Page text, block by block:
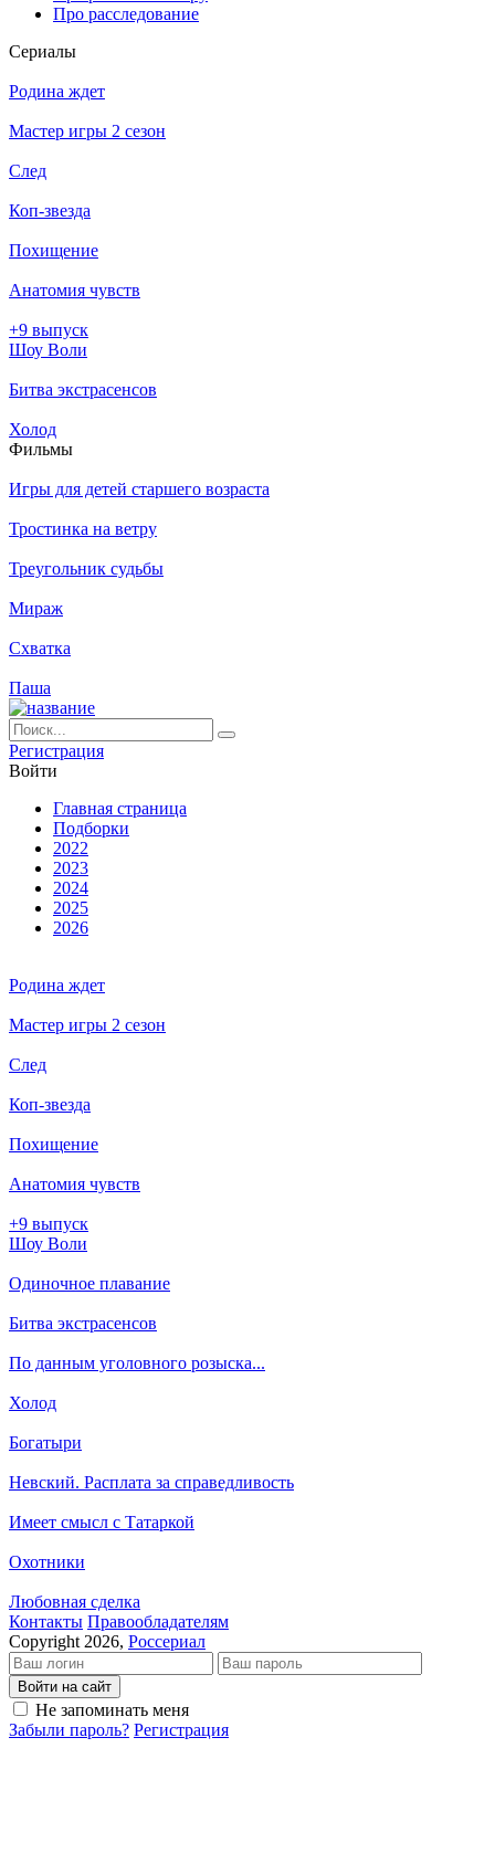
Про расследование
Се­риа­лы
Родина ждет
Мастер игры 2 сезон
След
Коп-звезда
Похищение
Анатомия чувств
+9 выпуск
Шоу Воли
Битва экстрасенсов
Холод
Филь­мы
Игры для детей старшего возраста
Тростинка на ветру
Треугольник судьбы
Мираж
Схватка
Паша
Ре­ги­ст­ра­ция
Вой­ти
Глав­ная стра­ни­ца
Подборки
2022
2023
2024
2025
2026
Родина ждет
Мастер игры 2 сезон
След
Коп-звезда
Похищение
Анатомия чувств
+9 выпуск
Шоу Воли
Одиночное плавание
Битва экстрасенсов
По данным уголовного розыска...
Холод
Богатыри
Невский. Расплата за справедливость
Имеет смысл с Татаркой
Охотники
Любовная сделка
Кон­так­ты Пра­во­об­ла­да­те­лям
Copyright 2026, Россериал
Войти на сайт
Не запоминать меня
Забыли пароль? Регистрация